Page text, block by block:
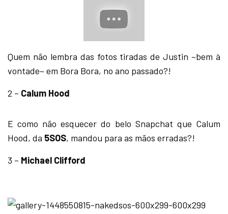
Quem não lembra das fotos tiradas de Justin ~bem à
vontade~ em Bora Bora, no ano passado?!
2 – Calum Hood
E como não esquecer do belo Snapchat que Calum
Hood, da 5SOS, mandou para as mãos erradas?!
3 – Michael Clifford